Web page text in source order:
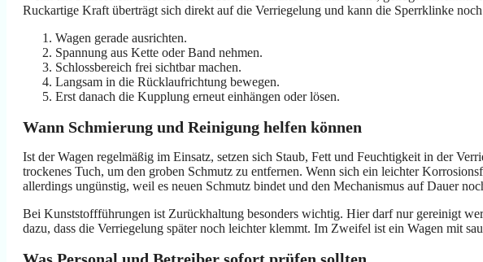
Ruckartige Kraft überträgt sich direkt auf die Verriegelung und kann die Sperrklinke noch
Wagen gerade ausrichten.
Spannung aus Kette oder Band nehmen.
Schlossbereich frei sichtbar machen.
Langsam in die Rücklaufrichtung bewegen.
Erst danach die Kupplung erneut einhängen oder lösen.
Wann Schmierung und Reinigung helfen können
Ist der Wagen regelmäßig im Einsatz, setzen sich Staub, Fett und Feuchtigkeit in der
trockenes Tuch, um den groben Schmutz zu entfernen. Wenn sich ein leichter
allerdings ungünstig, weil es neuen Schmutz bindet und den Mechanismus auf Dauer
Bei Kunststoffführungen ist Zurückhaltung besonders wichtig. Hier darf nur gereinigt
dazu, dass die Verriegelung später noch leichter klemmt. Im Zweifel ist ein Wagen mit